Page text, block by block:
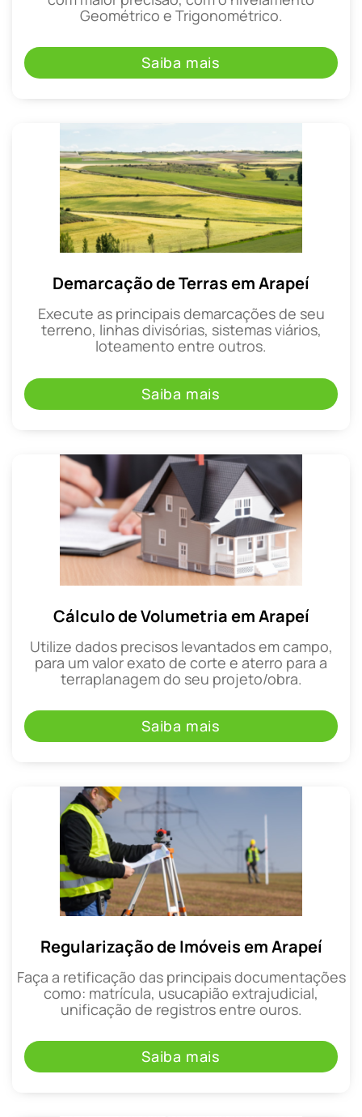
Geométrico e Trigonométrico.
Saiba mais
Demarcação de Terras em Arapeí
Execute as principais demarcações de seu
terreno, linhas divisórias, sistemas viários,
loteamento entre outros.
Saiba mais
Cálculo de Volumetria em Arapeí
Utilize dados precisos levantados em campo,
para um valor exato de corte e aterro para a
terraplanagem do seu projeto/obra.
Saiba mais
Regularização de Imóveis em Arapeí
Faça a retificação das principais documentações
como: matrícula, usucapião extrajudicial,
unificação de registros entre ouros.
Saiba mais